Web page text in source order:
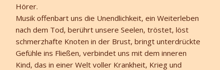
Hörer.
Musik offenbart uns die Unendlichkeit, ein Weiterleben
nach dem Tod, berührt unsere Seelen, tröstet, löst
schmerzhafte Knoten in der Brust, bringt unterdrückte
Gefühle ins Fließen, verbindet uns mit dem inneren
Kind, das in einer Welt voller Krankheit, Krieg und